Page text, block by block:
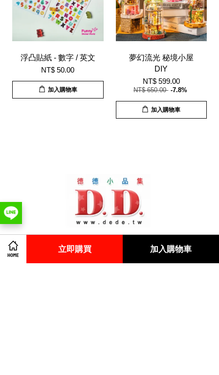
HOME
立即購買 加入購物車
浮凸貼紙 - 數字 / 英文
NT$ 50.00
加入購物車
夢幻流光 秘境小屋
DIY
NT$ 599.00
NT$ 650.00 -7.8%
加入購物車